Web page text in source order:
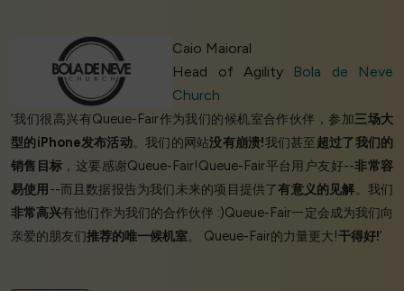
Caio Maioral
Head of Agility Bola de Neve
Church
‘我们很高兴有Queue-Fair作为我们的候机室合作伙伴，参加三场大
型的iPhone发布活动。我们的网站没有崩溃!我们甚至超过了我们的
销售目标 ，这要感谢Queue-Fair!Queue-Fair平台用户友好--非常容
易使用--而且数据报告为我们未来的项目提供了有意义的见解。我们
非常高兴有他们作为我们的合作伙伴 :)Queue-Fair一定会成为我们向
亲爱的朋友们推荐的唯一候机室。 Queue-Fair的力量更大!干得好!’